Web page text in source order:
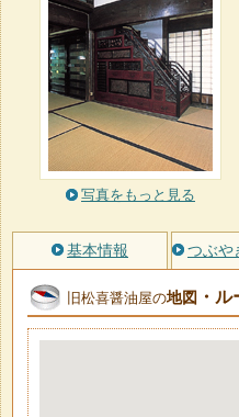
写真をもっと見る
基本情報 つぶや
旧松喜醤油屋の地図 ・ル